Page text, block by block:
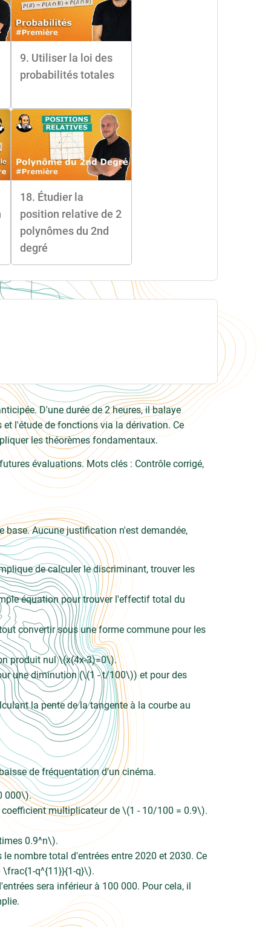
9. Utiliser la loi des
probabilités totales
18. Étudier la
position relative de 2
polynômes du 2nd
degré
D'une durée de 2 heures, il balaye
l'étude de fonctions via la dérivation. Ce
les théorèmes fondamentaux.
évaluations. Mots clés : Contrôle corrigé,
base. Aucune justification n'est demandée,
de calculer le discriminant, trouver les
équation pour trouver l'effectif total du
convertir sous une forme commune pour les
produit nul \(x(4x-3)=0\).
une diminution (\(1 - t/100\)) et pour des
la pente de la tangente à la courbe au
de fréquentation d'un cinéma.
000\).
multiplicateur de \(1 - 10/100 = 0.9\).
0.9^n\).
nombre total d'entrées entre 2020 et 2030. Ce
q^{11}}{1-q}\).
sera inférieur à 100 000. Pour cela, il